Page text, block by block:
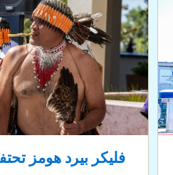
فليكر بيرد هومز